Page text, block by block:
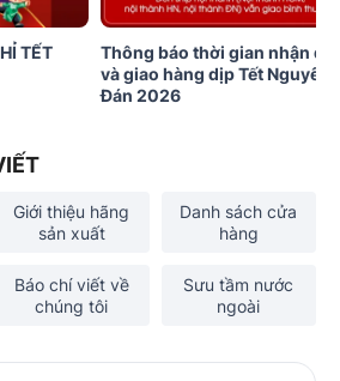
TẾT
Thông báo thời gian nhận
và giao hàng dịp Tết Nguyên
Đán 2026
Giới thiệu hãng
sản xuất
Danh sách cửa
hàng
Báo chí viết về
chúng tôi
Sưu tầm nước
ngoài